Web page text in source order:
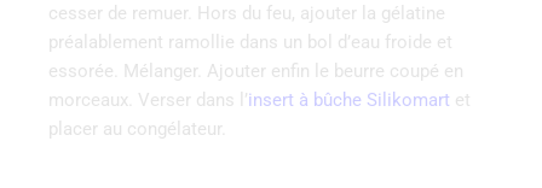
cesser de remuer. Hors du feu, ajouter la gélatine
préalablement ramollie dans un bol d’eau froide et
essorée. Mélanger. Ajouter enfin le beurre coupé en
morceaux. Verser dans l’insert à bûche Silikomart et
placer au congélateur.